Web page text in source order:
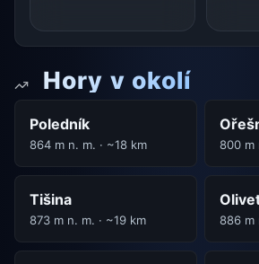
Hory v okolí
Poledník
864 m n. m. · ~18 km 800 m
Tišina
873 m n. m. · ~19 km 886 m